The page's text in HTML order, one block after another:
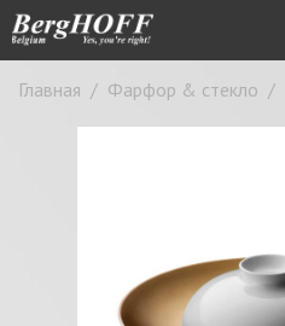
Главная / Фарфор & стекло /